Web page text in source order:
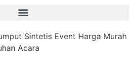
Sintetis Event Harga Murah
Acara